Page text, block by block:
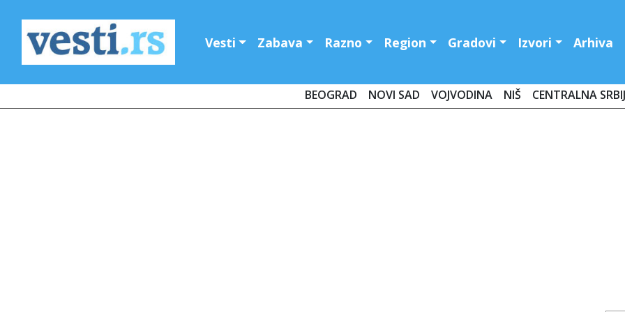
Vesti Zabava Razno Region Gradovi Izvori Arhiva
BEOGRAD NOVI SAD VOJVODINA NIŠ CENTRALNA